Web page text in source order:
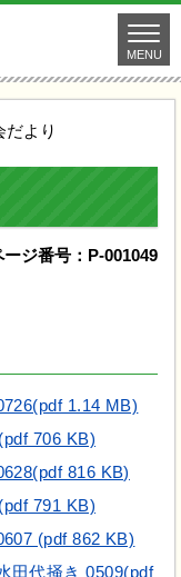
MENU
だより
ージ番号：P-001049
1.14 MB)
706 KB)
816 KB)
791 KB)
(pdf 862 KB)
田代掻き 0509(pdf